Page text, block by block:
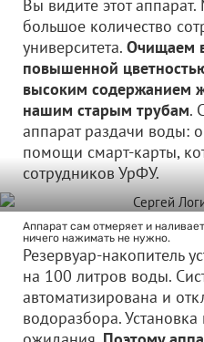
Вы видите этот
большое количество
университета. Очищаем
повышенной
высоким содержанием
нашим старым трубам.
аппарат раздачи воды:
помощи смарт-карты,
сотрудников УрФУ.
Аппарат сам отмеряет и
ничего нажимать не нужно.
Резервуар-накопитель
на 100 литров воды.
автоматизирована и
водоразбора.